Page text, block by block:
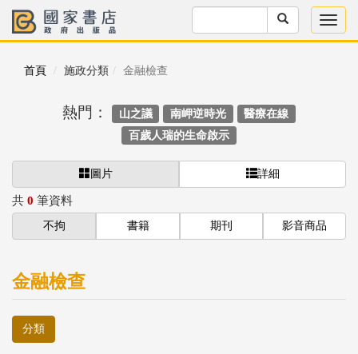
首頁 施政分類 金融檢查
熱門： 山之議 南岬逆時光
醫療在線
百歲人瑞的生命啟示
圖片 詳細
共 0 筆資料
不拘 書籍 期刊 影音商品
金融檢查
分類